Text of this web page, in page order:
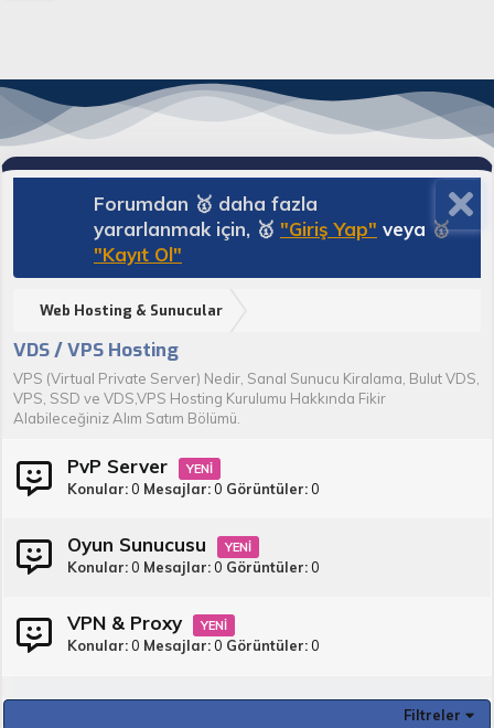
Forumdan 🥇 daha fazla
yararlanmak için, 🥇 "Giriş Yap" veya 🥇
"Kayıt Ol"
Web Hosting & Sunucular
VDS / VPS Hosting
VPS (Virtual Private Server) Nedir, Sanal Sunucu Kiralama, Bulut VDS,
VPS, SSD ve VDS,VPS Hosting Kurulumu Hakkında Fikir
Alabileceğiniz Alım Satım Bölümü.
PvP Server
Konular 0 Mesajlar 0 Görüntüler 0
Oyun Sunucusu
Konular 0 Mesajlar 0 Görüntüler 0
VPN & Proxy
Konular 0 Mesajlar 0 Görüntüler 0
Filtreler